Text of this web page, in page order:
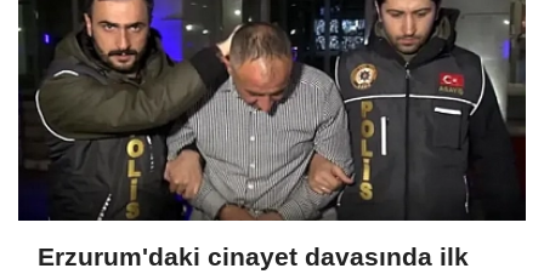
Erzurum'daki cinayet davasında ilk